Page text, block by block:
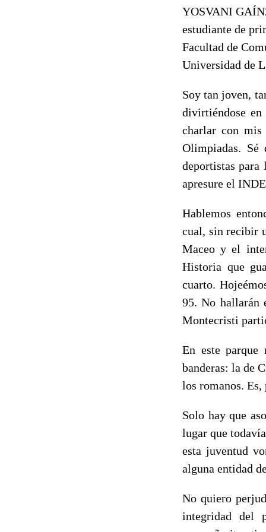
YOSVANI
estudiante de
Facultad de
Universidad de
Soy tan joven,
divirtiéndose
charlar con
Olimpiadas. Sé
deportistas para
apresure el
Hablemos
cual, sin recibir
Maceo y el
Historia que
cuarto.
95. No hallarán
Montecristi
En este parque
banderas: la de
los romanos.
Solo hay que
lugar que
esta juventud
alguna entidad
No quiero
integridad del